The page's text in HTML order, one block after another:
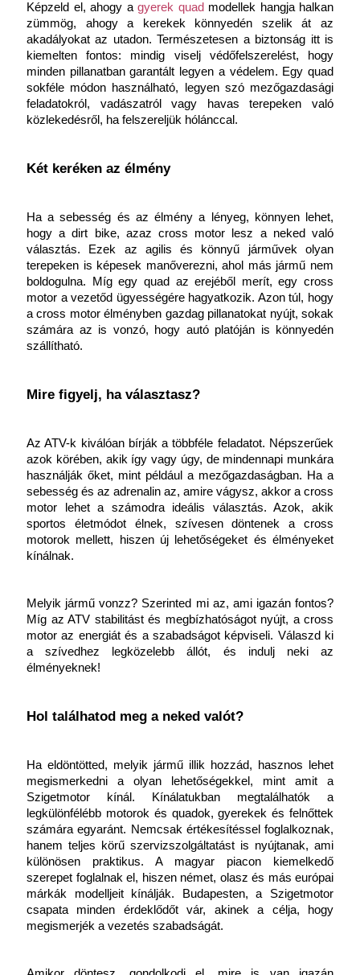
Képzeld el, ahogy a gyerek quad modellek hangja halkan
zümmög, ahogy a kerekek könnyedén szelik át az
akadályokat az utadon. Természetesen a biztonság itt is
kiemelten fontos: mindig viselj védőfelszerelést, hogy
minden pillanatban garantált legyen a védelem. Egy quad
sokféle módon használható, legyen szó mezőgazdasági
feladatokról, vadászatról vagy havas terepeken való
közlekedésről, ha felszereljük hólánccal.
Két keréken az élmény
Ha a sebesség és az élmény a lényeg, könnyen lehet,
hogy a dirt bike, azaz cross motor lesz a neked való
választás. Ezek az agilis és könnyű járművek olyan
terepeken is képesek manőverezni, ahol más jármű nem
boldogulna. Míg egy quad az erejéből merít, egy cross
motor a vezetőd ügyességére hagyatkozik. Azon túl, hogy
a cross motor élményben gazdag pillanatokat nyújt, sokak
számára az is vonzó, hogy autó platóján is könnyedén
szállítható.
Mire figyelj, ha választasz?
Az ATV-k kiválóan bírják a többféle feladatot. Népszerűek
azok körében, akik így vagy úgy, de mindennapi munkára
használják őket, mint például a mezőgazdaságban. Ha a
sebesség és az adrenalin az, amire vágysz, akkor a cross
motor lehet a számodra ideális választás. Azok, akik
sportos életmódot élnek, szívesen döntenek a cross
motorok mellett, hiszen új lehetőségeket és élményeket
kínálnak.
Melyik jármű vonzz? Szerinted mi az, ami igazán fontos?
Míg az ATV stabilitást és megbízhatóságot nyújt, a cross
motor az energiát és a szabadságot képviseli. Válaszd ki
a szívedhez legközelebb állót, és indulj neki az
élményeknek!
Hol találhatod meg a neked valót?
Ha eldöntötted, melyik jármű illik hozzád, hasznos lehet
megismerkedni a olyan lehetőségekkel, mint amit a
Szigetmotor kínál. Kínálatukban megtalálhatók a
legkülönfélébb motorok és quadok, gyerekek és felnőttek
számára egyaránt. Nemcsak értékesítéssel foglalkoznak,
hanem teljes körű szervizszolgáltatást is nyújtanak, ami
különösen praktikus. A magyar piacon kiemelkedő
szerepet foglalnak el, hiszen német, olasz és más európai
márkák modelljeit kínálják. Budapesten, a Szigetmotor
csapata minden érdeklődőt vár, akinek a célja, hogy
megismerjék a vezetés szabadságát.